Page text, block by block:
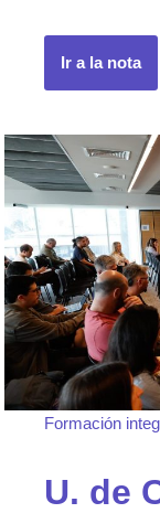
Ir a la nota
Formación
U. de